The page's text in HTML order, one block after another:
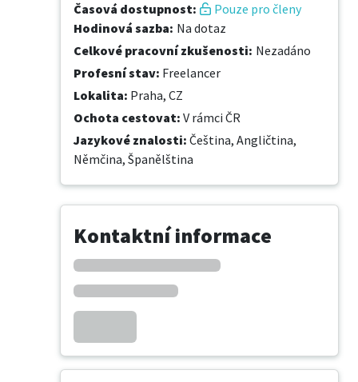
Časová dostupnost:
Pouze pro členy
Hodinová sazba: Na dotaz
Celkové pracovní zkušenosti: Nezadáno
Profesní stav: Freelancer
Lokalita: Praha, CZ
Ochota cestovat: V rámci ČR
Jazykové znalosti: Čeština, Angličtina,
Němčina, Španělština
Kontaktní informace